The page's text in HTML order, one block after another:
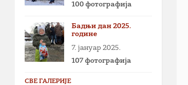
100 фотографија
Бадњи дан 2025.
године
7. јануар 2025.
107 фотографија
СВЕ ГАЛЕРИЈЕ